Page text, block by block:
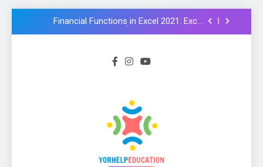
Formula और Functions in Hindi
NMMS Rashtriya Aay Adharit Yogyta
chhatravratti Pariksha 2025-26: Know
get CCC certificate in 2024
Financial Functions in Excel 2021: Excel
Formula और Functions in Hindi
NMMS Rashtriya Aay Adharit Yogyta
chhatravratti Pariksha 2025-26: Know
important steps to apply
CCC Course: Know All important details to